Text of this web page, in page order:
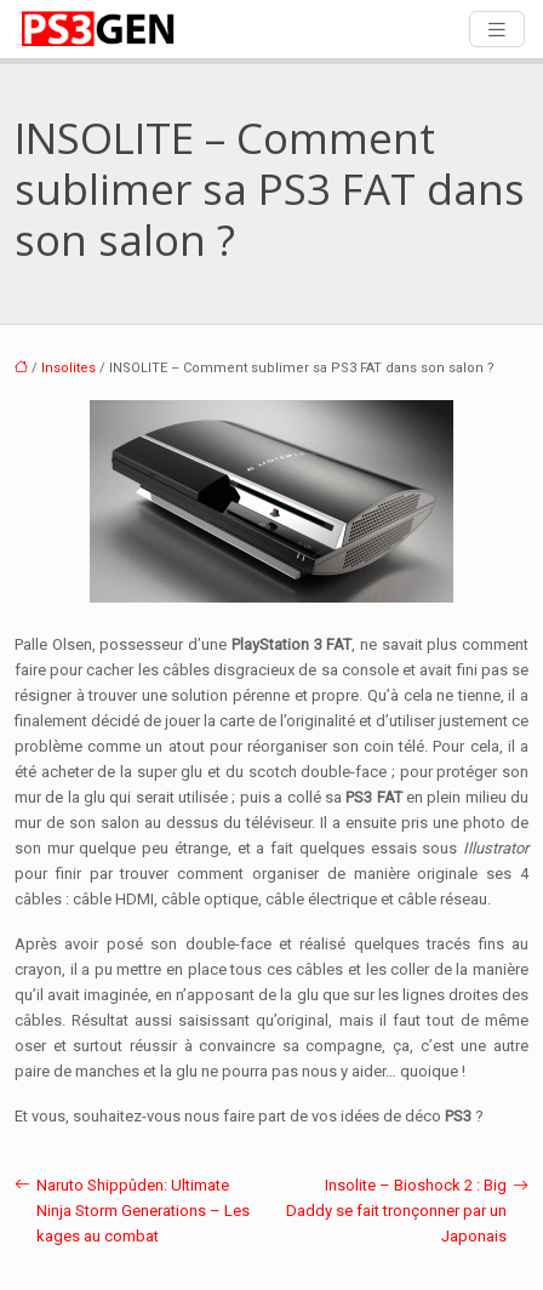
INSOLITE – Comment
sublimer sa PS3 FAT dans
son salon ?
/ Insolites / INSOLITE – Comment sublimer sa PS3 FAT dans son salon ?
Palle Olsen, possesseur d’une PlayStation 3 FAT, ne savait plus comment
faire pour cacher les câbles disgracieux de sa console et avait fini pas se
résigner à trouver une solution pérenne et propre. Qu’à cela ne tienne, il a
finalement décidé de jouer la carte de l’originalité et d’utiliser justement ce
problème comme un atout pour réorganiser son coin télé. Pour cela, il a
été acheter de la super glu et du scotch double-face ; pour protéger son
mur de la glu qui serait utilisée ; puis a collé saPS3 FAT en plein milieu du
mur de son salon au dessus du téléviseur. Il a ensuite pris une photo de
son mur quelque peu étrange, et a fait quelques essais sous Illustrator
pour finir par trouver comment organiser de manière originale ses 4
câbles : câble HDMI, câble optique, câble électrique et câble réseau.
Après avoir posé son double-face et réalisé quelques tracés fins au
crayon, il a pu mettre en place tous ces câbles et les coller de la manière
qu’il avait imaginée, en n’apposant de la glu que sur les lignes droites des
câbles. Résultat aussi saisissant qu’original, mais il faut tout de même
oser et surtout réussir à convaincre sa compagne, ça, c’est une autre
paire de manches et la glu ne pourra pas nous y aider… quoique !
Et vous, souhaitez-vous nous faire part de vos idées de déco PS3 ?
Naruto Shippûden: Ultimate
Ninja Storm Generations – Les
kages au combat
Insolite – Bioshock 2 : Big
Daddy se fait tronçonner par un
Japonais